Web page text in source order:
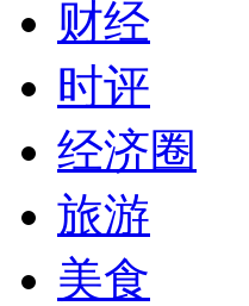
财经
时评
经济圈
旅游
美食